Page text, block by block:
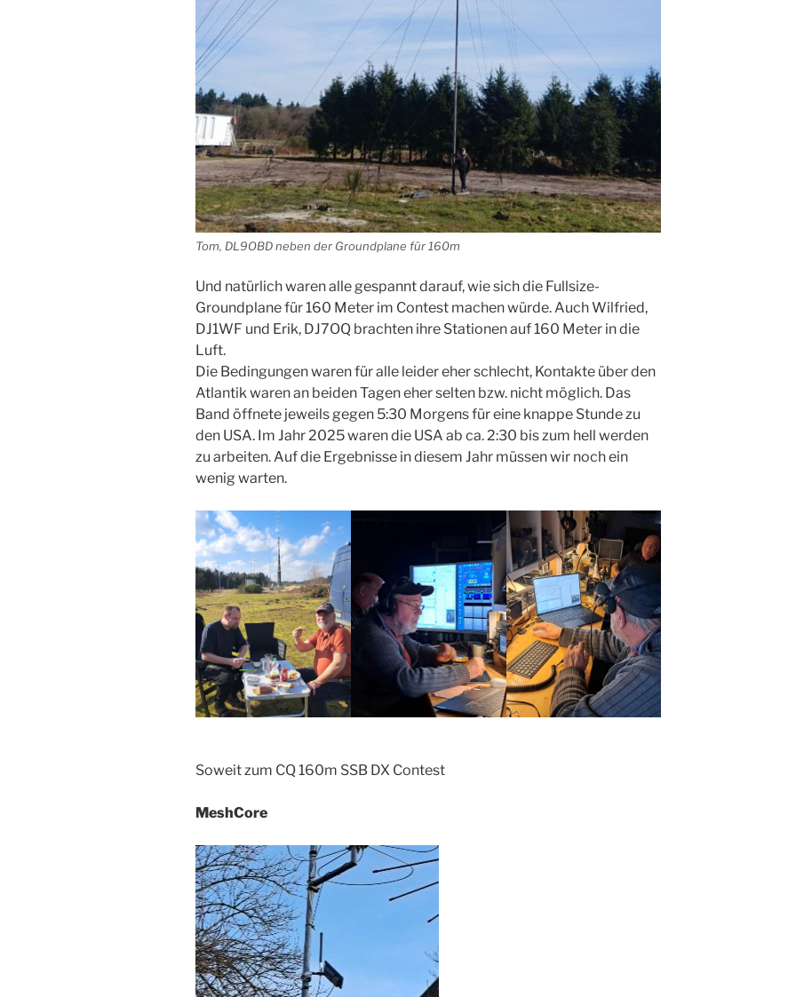
Tom, DL9OBD neben der Groundplane für 160m
Und natürlich waren alle gespannt darauf, wie sich die Fullsize-
Groundplane für 160 Meter im Contest machen würde. Auch Wilfried,
DJ1WF und Erik, DJ7OQ brachten ihre Stationen auf 160 Meter in die
Luft.
Die Bedingungen waren für alle leider eher schlecht, Kontakte über den
Atlantik waren an beiden Tagen eher selten bzw. nicht möglich. Das
Band öffnete jeweils gegen 5:30 Morgens für eine knappe Stunde zu
den USA. Im Jahr 2025 waren die USA ab ca. 2:30 bis zum hell werden
zu arbeiten. Auf die Ergebnisse in diesem Jahr müssen wir noch ein
wenig warten.
Soweit zum CQ 160m SSB DX Contest
MeshCore